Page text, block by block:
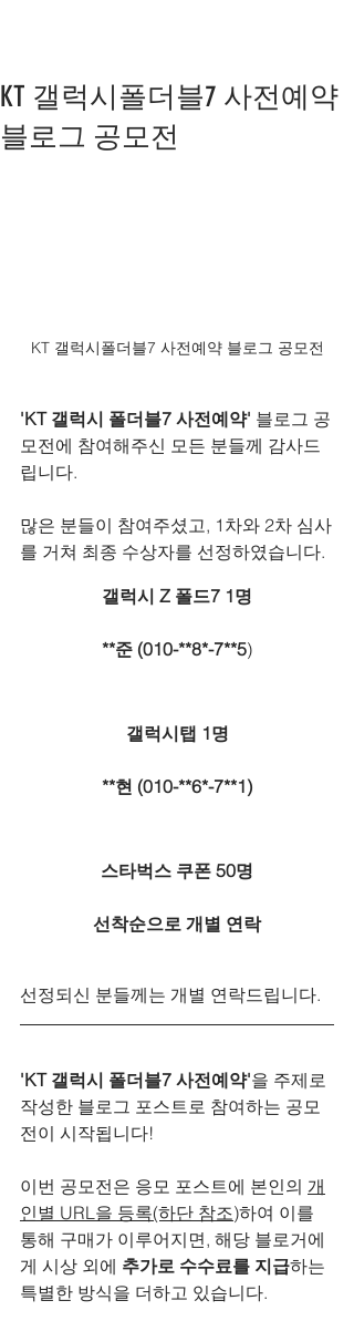
KT 갤럭시폴더블7 사전예약
블로그 공모전
KT 갤럭시폴더블7 사전예약 블로그 공모전
'KT 갤럭시 폴더블7 사전예약' 블로그 공
모전에 참여해주신 모든 분들께 감사드
립니다.
많은 분들이 참여주셨고, 1차와 2차 심사
를 거쳐 최종 수상자를 선정하였습니다.
갤럭시 Z 폴드7 1명
**준 (010-**8*-7**5)
갤럭시탭 1명
**현 (010-**6*-7**1)
스타벅스 쿠폰 50명
선착순으로 개별 연락
선정되신 분들께는 개별 연락드립니다.
'KT 갤럭시 폴더블7 사전예약'을 주제로
작성한 블로그 포스트로 참여하는 공모
전이 시작됩니다!
이번 공모전은 응모 포스트에 본인의 개
인별 URL을 등록(하단 참조)하여 이를
통해 구매가 이루어지면, 해당 블로거에
게 시상 외에 추가로 수수료를 지급하는
특별한 방식을 더하고 있습니다.